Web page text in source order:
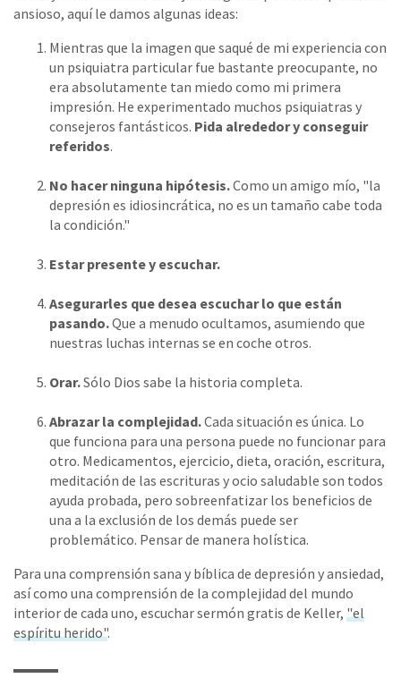
ansioso, aquí le damos algunas ideas:
Mientras que la imagen que saqué de mi experiencia con
un psiquiatra particular fue bastante preocupante, no
era absolutamente tan miedo como mi primera
impresión. He experimentado muchos psiquiatras y
consejeros fantásticos. Pida alrededor y conseguir
referidos.
No hacer ninguna hipótesis.Como un amigo mío, "la
depresión es idiosincrática, no es un tamaño cabe toda
la condición."
Estar presente y escuchar.
Asegurarles que desea escuchar lo que están
pasando.Que a menudo ocultamos, asumiendo que
nuestras luchas internas se en coche otros.
Orar.Sólo Dios sabe la historia completa.
Abrazar la complejidad.Cada situación es única. Lo
que funciona para una persona puede no funcionar para
otro. Medicamentos, ejercicio, dieta, oración, escritura,
meditación de las escrituras y ocio saludable son todos
ayuda probada, pero sobreenfatizar los beneficios de
una a la exclusión de los demás puede ser
problemático. Pensar de manera holística.
Para una comprensión sana y bíblica de depresión y ansiedad,
así como una comprensión de la complejidad del mundo
interior de cada uno, escuchar sermón gratis de Keller, "el
espíritu herido".